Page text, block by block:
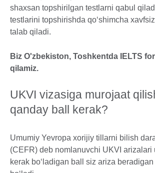
shaxsan topshirilgan testlarni qabul
testlarini topshirishda qoʻshimcha
talab qiladi.
Biz O'zbekiston, Toshkentda IELTS
qilamiz.
UKVI vizasiga murojaat
qanday ball kerak?
Umumiy Yevropa xorijiy tillarni bilish
(CEFR) deb nomlanuvchi UKVI arizalari
kerak bo‘ladigan ball siz ariza beradigan